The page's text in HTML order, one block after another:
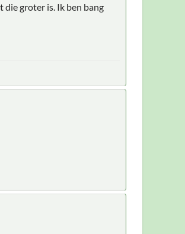
die groter is. Ik ben bang